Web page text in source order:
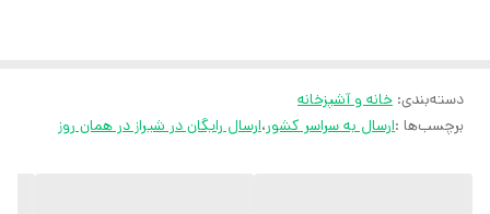
دسته‌بندی: خانه و آشپزخانه
برچسب‌ها :ارسال به سراسر کشور،ارسال رایگان در شیراز در همان روز